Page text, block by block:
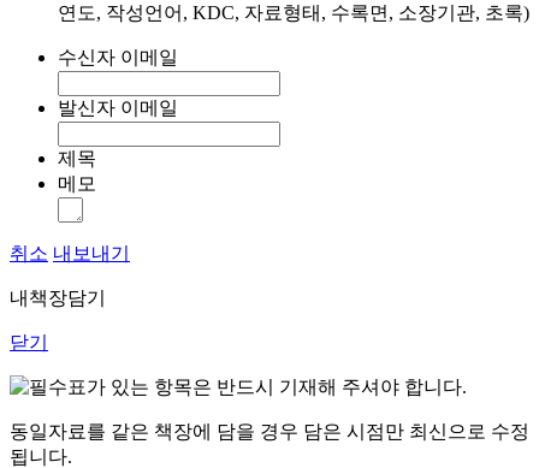
연도, 작성언어, KDC, 자료형태, 수록면, 소장기관, 초록)
수신자 이메일
발신자 이메일
제목
메모
취소 내보내기
내책장담기
닫기
표가 있는 항목은 반드시 기재해 주셔야 합니다.
동일자료를 같은 책장에 담을 경우 담은 시점만 최신으로 수정
됩니다.